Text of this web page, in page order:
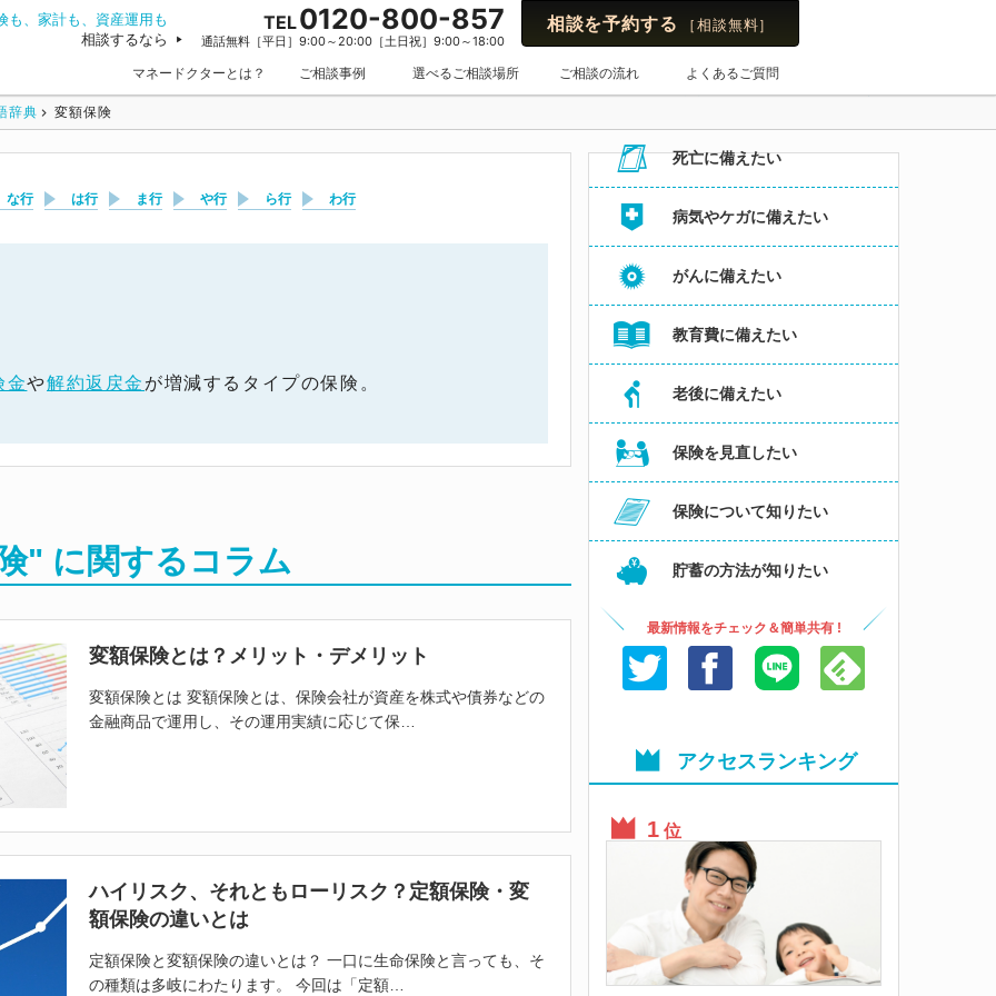
も、家計も、資産運用も
相談するなら
TEL0120-800-857
通話無料［平日］9:00～20:00［土日祝］9:00～18:00
相談を予約する ［相談無料］
マネードクターとは？ ご相談事例 選べるご相談場所 ご相談の流れ よくあるご質問
辞典 変額保険
な行 は行 ま行 や行 ら行 わ行
金や解約返戻金 が増減するタイプの保険。
" に関するコラム
変額保険とは？メリット・デメリット
変額保険とは 変額保険とは、保険会社が資産を株式や債券などの
金融商品で運用し、その運用実績に応じて保…
ハイリスク、それともローリスク？定額保険・変
額保険の違いとは
定額保険と変額保険の違いとは？ 一口に生命保険と言っても、そ
の種類は多岐にわたります。 今回は「定額…
保険のはてな
死亡に備えたい
病気やケガに備えたい
がんに備えたい
教育費に備えたい
老後に備えたい
保険を見直したい
保険について知りたい
貯蓄の方法が知りたい
最新情報をチェック＆簡単共有 !
アクセスランキング
位